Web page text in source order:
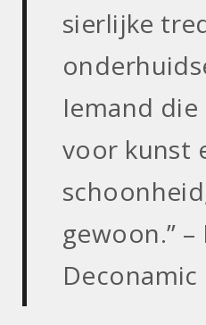
sierlijke
Iemand die
voor kunst
gewoon.”
Deconamic